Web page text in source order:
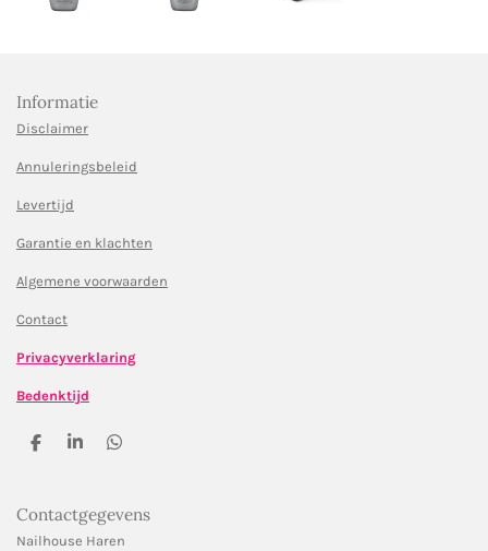
Informatie
Disclaimer
Annuleringsbeleid
Levertijd
Garantie en klachten
Algemene voorwaarden
Contact
Privacyverklaring
Bedenktijd
D
n
S
e
D
n
Contactgegevens
Nailhouse Haren